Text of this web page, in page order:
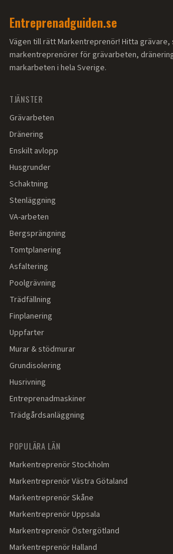
Entreprenadguiden.se
Vägen till rätt Markentreprenör! Hitta
markentreprenörer för grävarbeten,
markarbeten i hela Sverige.
TJÄNSTER
Grävarbeten
Dränering
Enskilt avlopp
Husgrunder
Schaktning
Stenläggning
VA-arbeten
Bergsprängning
Tomtplanering
Asfaltering
Poolgrävning
Trädfällning
Finplanering
Uppfarter
Murar & stödmurar
Grundisolering
Husrivning
Entreprenadmaskiner
Trädgårdsanläggning
POPULÄRA LÄN
MarkentreprenörStockholm
MarkentreprenörVästra Götaland
MarkentreprenörSkåne
MarkentreprenörUppsala
MarkentreprenörÖstergötland
MarkentreprenörHalland